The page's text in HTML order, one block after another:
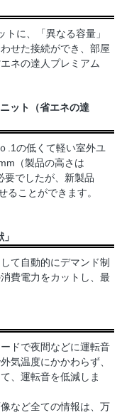
に、「異なる容量」
せた接続ができ、部屋
ネの達人プレミアム
ット（省エネの達
.1の低くて軽い室外ユ
（製品の高さは
要でしたが、新製品
ることができます。
て自動的にデマンド制
費電力をカットし、最
ドで夜間などに運転音
気温度にかかわらず、
、運転音を低減しま
など全ての情報は、万